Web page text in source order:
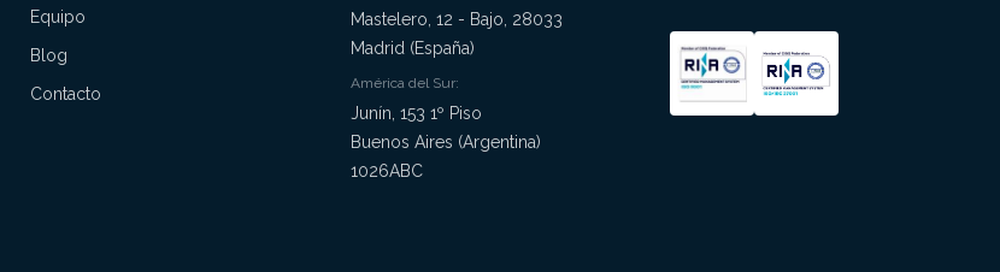
Equipo
Blog
Contacto
Mastelero, 12 - Bajo, 28033
Madrid (España)
América del Sur:
Junín, 153 1º Piso
Buenos Aires (Argentina)
1026ABC